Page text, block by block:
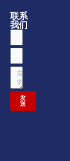
联系
我们
发
送